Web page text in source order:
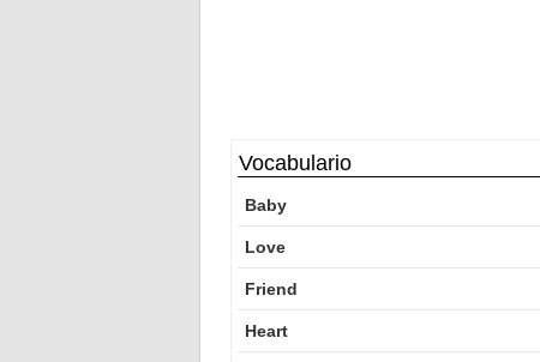
Vocabulario
Baby
Love
Friend
Heart